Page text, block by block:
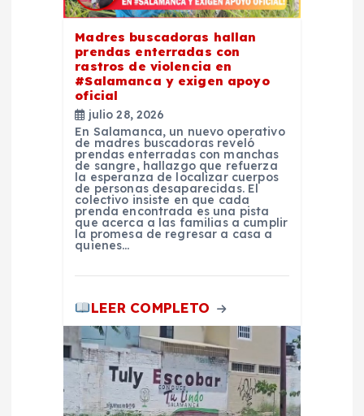
Madres buscadoras hallan
prendas enterradas con
rastros de violencia en
#Salamanca y exigen apoyo
oficial
julio 28, 2026
En Salamanca, un nuevo operativo
de madres buscadoras reveló
prendas enterradas con manchas
de sangre, hallazgo que refuerza
la esperanza de localizar cuerpos
de personas desaparecidas. El
colectivo insiste en que cada
prenda encontrada es una pista
que acerca a las familias a cumplir
la promesa de regresar a casa a
quienes…
LEER COMPLETO